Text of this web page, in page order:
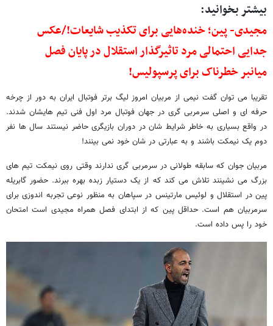
بیشتر بخوانید:
مجیدی- پین؛ خنده‌هایی برای تکذیب شایعات!/عکس
جدایی احتمالی مرد تاثیرگذار استقلال در پایان فصل
میانبر خطرناک برای پرسپولیس!
تقریبا می توان گفت نیمی از مربیان امروز لیگ برتر فوتبال ایران به دور از چرخه
حرفه ای و اصلی سرمربی گری در جهان فوتبال مرد اول فنی تیم هایشان شدند.
در واقع بسیاری به خاطر شرایط شان در دوران بازیگری حاضر نیستند سال ها نفر
دوم یک نیمکت باشند و به عبارتی در شان خود نمی بینند!
مربیان جوان که سابقه طولانی در سرمربی گری ندارند وقتی روی نیمکت تیم های
بزرگ می نشینند تلاش می کند که از یک دستیار زبده بهره ببرند. حضور گابریله
پین در استقلال و لوئیس مارتینس در سپاهان به منظور نوعی تجربه اندوزی برای
سرمربیان هم است. حداقل پین که از ابتدای فصل همراه مجیدی است امتحان
خود را پس داده است.